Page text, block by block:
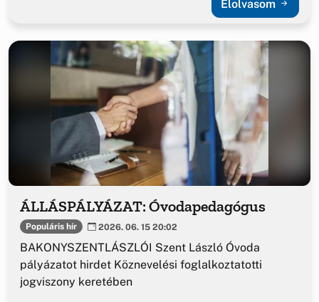
Elolvasom
ÁLLÁSPÁLYÁZAT: Óvodapedagógus
Populáris hír 2026. 06. 15 20:02
BAKONYSZENTLÁSZLÓI Szent László Óvoda
pályázatot hirdet Köznevelési foglalkoztatotti
jogviszony keretében